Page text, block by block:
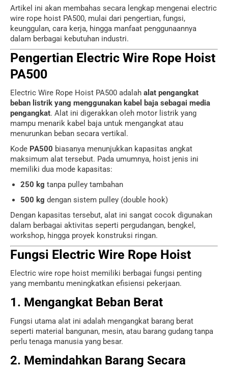
Artikel ini akan membahas secara lengkap mengenai electric
wire rope hoist PA500, mulai dari pengertian, fungsi,
keunggulan, cara kerja, hingga manfaat penggunaannya
dalam berbagai kebutuhan industri.
Pengertian Electric Wire Rope Hoist
PA500
Electric Wire Rope Hoist PA500 adalah alat pengangkat
beban listrik yang menggunakan kabel baja sebagai media
pengangkat. Alat ini digerakkan oleh motor listrik yang
mampu menarik kabel baja untuk mengangkat atau
menurunkan beban secara vertikal.
Kode PA500 biasanya menunjukkan kapasitas angkat
maksimum alat tersebut. Pada umumnya, hoist jenis ini
memiliki dua mode kapasitas:
250 kg tanpa pulley tambahan
500 kg dengan sistem pulley (double hook)
Dengan kapasitas tersebut, alat ini sangat cocok digunakan
dalam berbagai aktivitas seperti pergudangan, bengkel,
workshop, hingga proyek konstruksi ringan.
Fungsi Electric Wire Rope Hoist
Electric wire rope hoist memiliki berbagai fungsi penting
yang membantu meningkatkan efisiensi pekerjaan.
1. Mengangkat Beban Berat
Fungsi utama alat ini adalah mengangkat barang berat
seperti material bangunan, mesin, atau barang gudang tanpa
perlu tenaga manusia yang besar.
2. Memindahkan Barang Secara